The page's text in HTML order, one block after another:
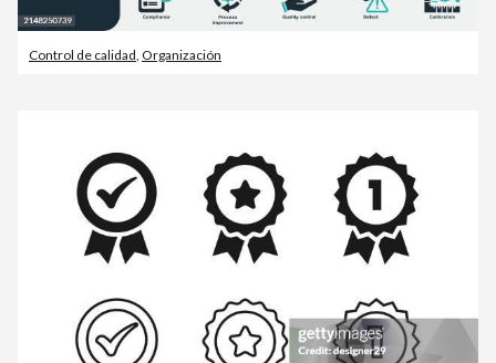
Control de calidad Organización